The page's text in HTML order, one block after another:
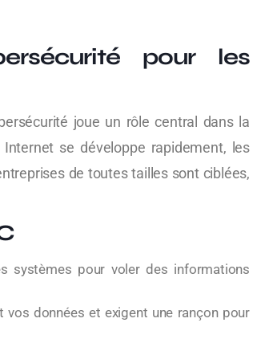
pour les
joue un rôle central dans la
se développe rapidement, les
de toutes tailles sont ciblées,
systèmes pour voler des informations
données et exigent une rançon pour